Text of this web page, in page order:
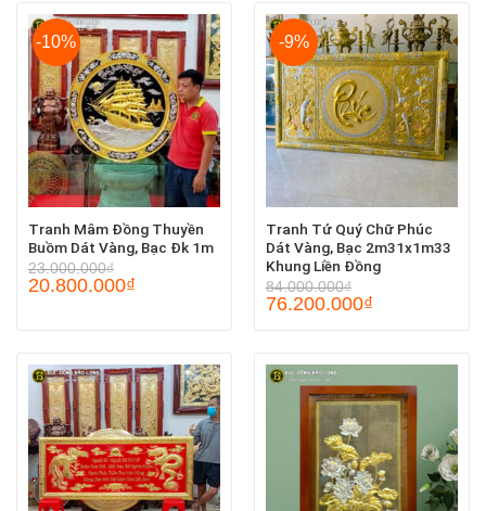
-10%
Tranh Mâm Đồng Thuyền
Buồm Dát Vàng, Bạc Đk 1m
23.000.000₫
20.800.000₫
-9%
Tranh Tứ Quý Chữ Phúc
Dát Vàng, Bạc 2m31x1m33
Khung Liền Đồng
84.000.000₫
76.200.000₫